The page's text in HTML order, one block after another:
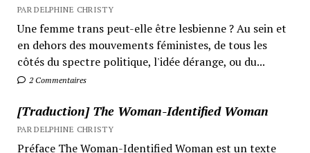
PAR DELPHINE CHRISTY
Une femme trans peut-elle être lesbienne ? Au sein et
en dehors des mouvements féministes, de tous les
côtés du spectre politique, l'idée dérange, ou du...
2 Commentaires
[Traduction] The Woman-Identified Woman
PAR DELPHINE CHRISTY
Préface The Woman-Identified Woman est un texte